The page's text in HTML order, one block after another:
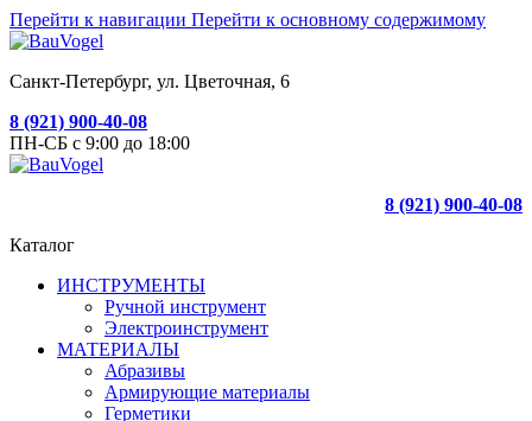
Перейти к навигации Перейти к основному содержимому
Санкт-Петербург, ул. Цветочная, 6
8 (921) 900-40-08
ПН-СБ с 9:00 до 18:00
8 (921) 900-40-08
Каталог
ИНСТРУМЕНТЫ
Ручной инструмент
Электроинструмент
МАТЕРИАЛЫ
Абразивы
Армирующие материалы
Герметики